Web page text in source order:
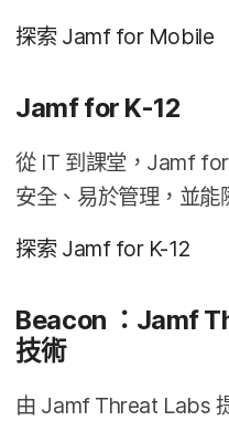
探索Jamf for Mobile
Jamf for K-12
從IT 到​課堂， Jamf
安全、​易於​管理，​並​能​
探索Jamf for K-12
Beacon ： Jamf
技術
由 Jamf Threat Labs